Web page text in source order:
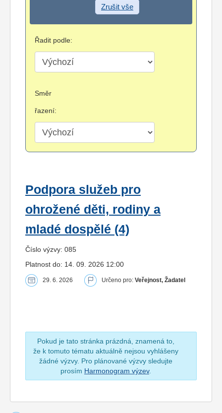
Zrušit vše
Řadit podle:
Směr
řazení:
Podpora služeb pro
ohrožené děti, rodiny a
mladé dospělé (4)
Číslo výzvy: 085
Platnost do: 14. 09. 2026 12:00
29. 6. 2026 Určeno pro: Veřejnost, Žadatel
Pokud je tato stránka prázdná, znamená to,
že k tomuto tématu aktuálně nejsou vyhlášeny
žádné výzvy. Pro plánované výzvy sledujte
prosím Harmonogram výzev.